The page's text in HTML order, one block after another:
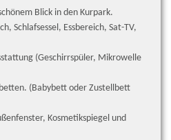
Blick in den Kurpark.
Schlafsessel, Essbereich, Sat-TV,
(Geschirrspüler, Mikrowelle
(Babybett oder Zustellbett
Kosmetikspiegel und